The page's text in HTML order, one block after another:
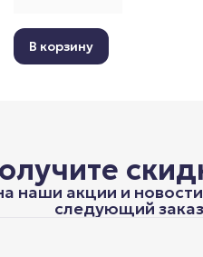
В корзину
наши акции и
следующий заказ